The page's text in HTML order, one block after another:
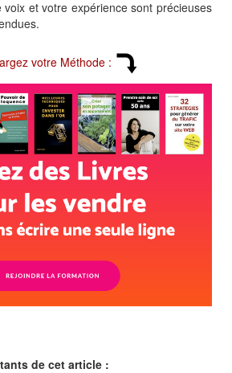
et votre expérience sont précieuses
votre Méthode :
de cet article :